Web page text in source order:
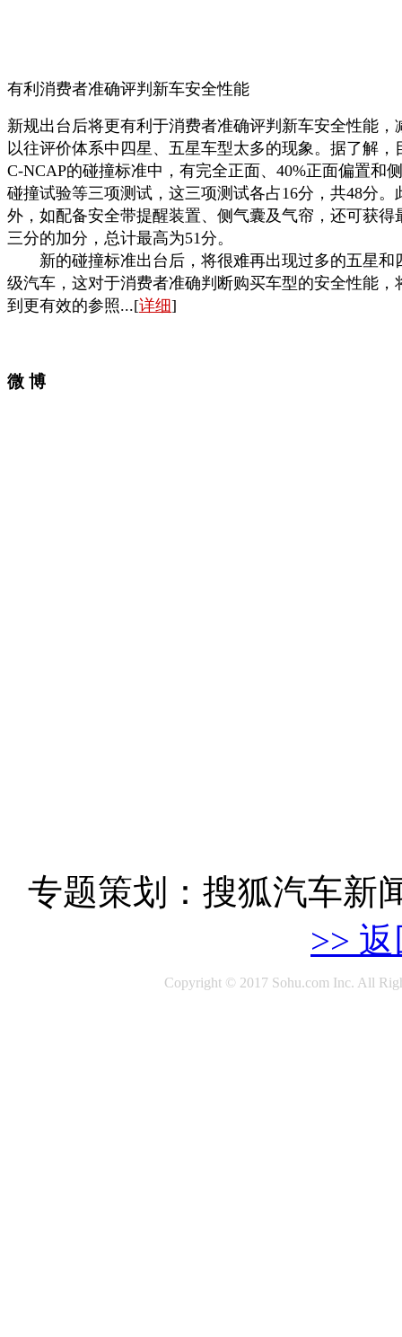
有利消费者准确评判新车安全性能
新规出台后将更有利于消费者准确评判新车安全性能，
以往评价体系中四星、五星车型太多的现象。据了解，
C-NCAP的碰撞标准中，有完全正面、40%正面偏置和
碰撞试验等三项测试，这三项测试各占16分，共48分。
外，如配备安全带提醒装置、侧气囊及气帘，还可获得
三分的加分，总计最高为51分。
新的碰撞标准出台后，将很难再出现过多的五星和
级汽车，这对于消费者准确判断购买车型的安全性能，
到更有效的参照...[详细]
微 博
专题策划：搜狐汽车
>>
Copyright © 2017 Sohu.com Inc. All